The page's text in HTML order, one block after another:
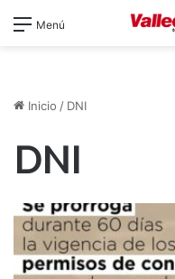
Menú
Inicio / DNI
DNI